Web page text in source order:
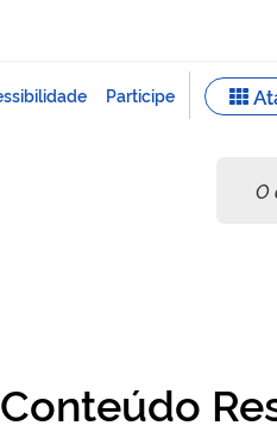
Conteúdo